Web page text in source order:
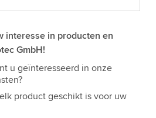
interesse in producten en
GmbH!
u geïnteresseerd in onze
product geschikt is voor uw